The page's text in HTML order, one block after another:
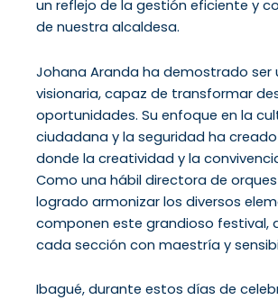
un reflejo de la gestión eficiente y
de nuestra alcaldesa.
Johana Aranda ha demostrado ser
visionaria, capaz de transformar
oportunidades. Su enfoque en la
ciudadana y la seguridad ha
donde la creatividad y la
Como una hábil directora de
logrado armonizar los diversos
componen este grandioso festival,
cada sección con maestría y
Ibagué, durante estos días de